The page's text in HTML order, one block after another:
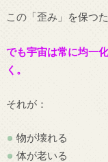
この「歪み」を保つ
でも宇宙は常に均一
く。
それが：
物が壊れる
体が老いる